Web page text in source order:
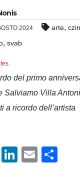
2024 arte,
, svab
del primo
Salviamo Villa
a ricordo dell’artista
W
Li
E